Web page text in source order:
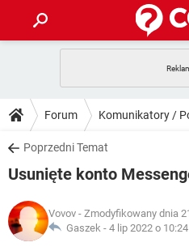
GRY
SPOTIFY
INSTAGRAM
WINDOWS 10
PORADY
PlayStation
INSTAGRAM
WINDOWS 10
DO POBRANIA
ANDROID
GRY
IOS
COVID-19
GRY
ARTYKUŁY
Forum Komunikatory /
Poprzedni Temat
Usunięte konto
Vovov - Zmodyfikowany dnia
Gaszek - 4 lip 2022 o 10:24